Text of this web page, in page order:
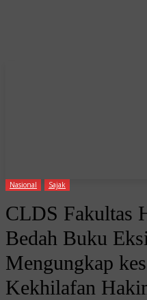
Nasional Sajak
CLDS Fakultas
Bedah Buku
Mengungkap
Kekhilafan